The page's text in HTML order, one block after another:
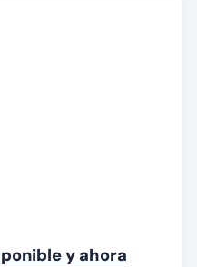
y ahora